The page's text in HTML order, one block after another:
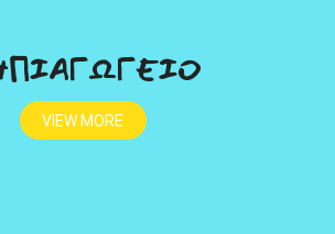
VIEW MORE